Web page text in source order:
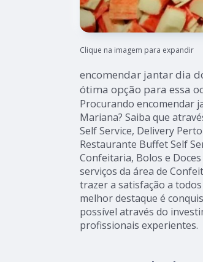
Clique na imagem para expandir
encomendar jantar dia
ótima opção para essa
Procurando encomendar
Mariana? Saiba que
Self Service, Delivery
Restaurante Buffet Self
Confeitaria, Bolos e
serviços da área de
trazer a satisfação a
melhor destaque é
possível através do
profissionais experientes.